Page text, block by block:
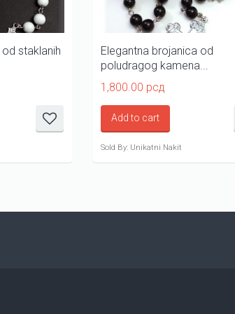
staklanih
Elegantna brojanica od
poludragog kamena...
1,800.00 рсд
Add to cart
Sold By: Unikatni Nakit